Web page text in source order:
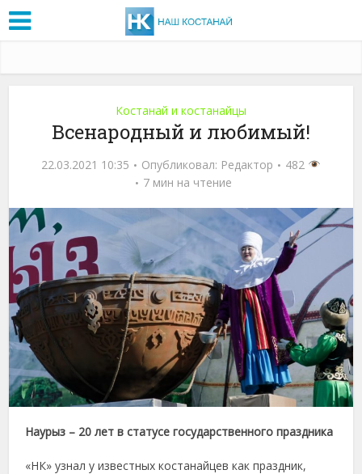
Костанай и костанайцы
Всенародный и любимый!
22.03.2021 10:35 Опубликовал: Редактор
482
7 мин на чтение
Наурыз – 20 лет в статусе государственного праздника
«НК» узнал у известных костанайцев как праздник,